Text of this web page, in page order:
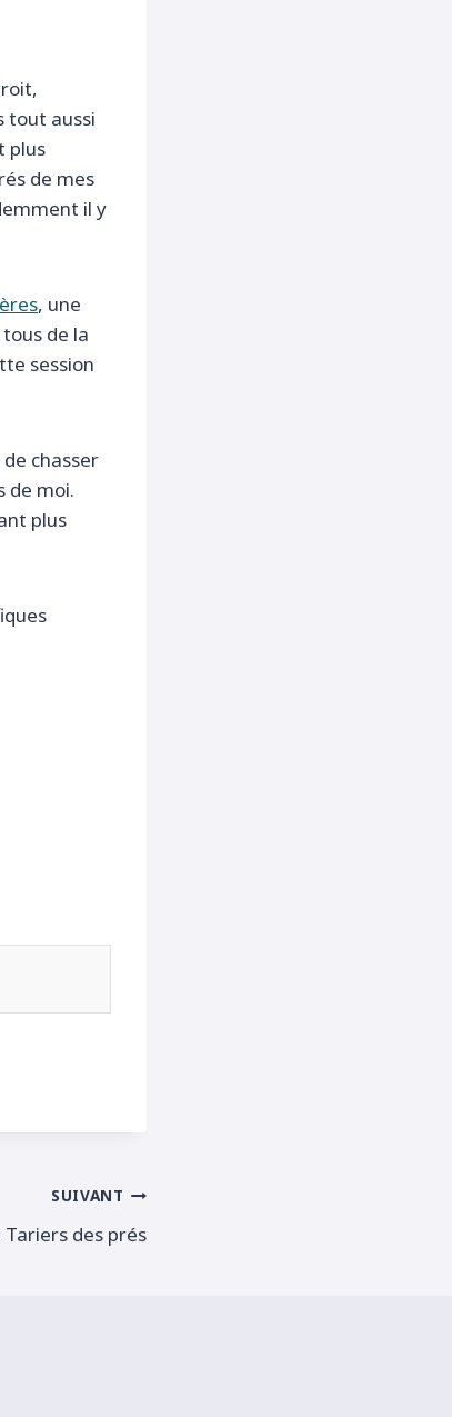
tout aussi
plus
de mes
il y
, une
de la
session
chasser
de moi.
plus
SUIVANT
des prés